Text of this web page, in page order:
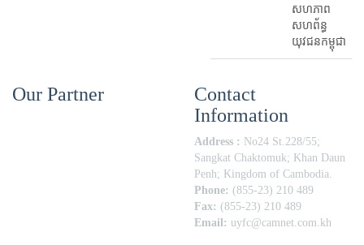
សហភាព
សហព័ន្ធ
យុវជនកម្ពុជា
Our Partner
Contact
Information
Address : No24 St.228/55;
Sangkat Chaktomuk; Khan Daun
Penh; Kingdom of Cambodia.
Phone: (855-23) 210 489
Fax: (855-23) 210 489
Email: uyfc@camnet.com.kh